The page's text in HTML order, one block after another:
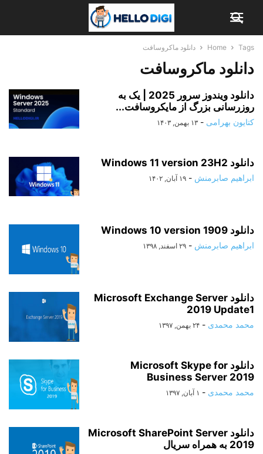
Home Tags دانلود ماکروسافت
دانلود ماکروسافت
دانلود ویندوز سرور 2025 | یک به
روزرسانی بزرگ از مایکروسافت...
کتایون بهرامی - ۱۳ بهمن, ۱۴۰۳
دانلود Windows 11 version 23H2
ابراهیم صابرمنش - ۱۹ آبان, ۱۴۰۲
دانلود Windows 10 version 1909
ابراهیم صابرمنش - ۲۹ اسفند, ۱۳۹۸
دانلود Microsoft Exchange Server
2019 Update1
محمد محمدی - ۲۴ بهمن, ۱۳۹۷
دانلود Microsoft Skype for
Business Server 2019
محمد محمدی - ۱ آبان, ۱۳۹۷
دانلود Microsoft SharePoint Server
2019 به همراه سریال